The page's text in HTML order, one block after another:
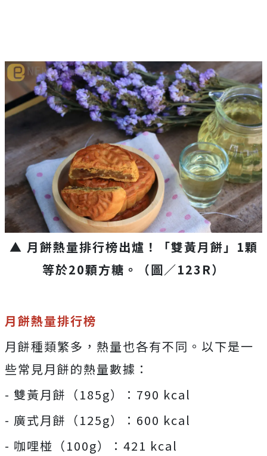
▲ 月餅熱量排行榜出爐！「雙黃月餅」1顆
等於20顆方糖。（圖／123R）
月餅熱量排行榜
月餅種類繁多，熱量也各有不同。以下是一
些常見月餅的熱量數據：
- 雙黃月餅（185g）：790 kcal
- 廣式月餅（125g）：600 kcal
- 咖哩椪（100g）：421 kcal